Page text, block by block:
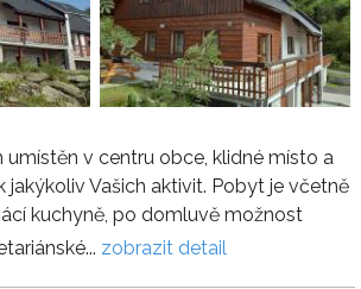
umístěn v centru obce, klidné místo a
jakýkoliv Vašich aktivit. Pobyt je včetně
kuchyně, po domluvě možnost
zobrazit detail